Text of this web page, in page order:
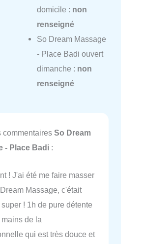
domicile : non
renseigné
So Dream Massage
- Place Badi ouvert
dimanche : non
renseigné
commentaires So Dream
- Place Badi :
! J'ai été me faire masser
Massage, c'était
! 1h de pure détente
de la
qui est très douce et